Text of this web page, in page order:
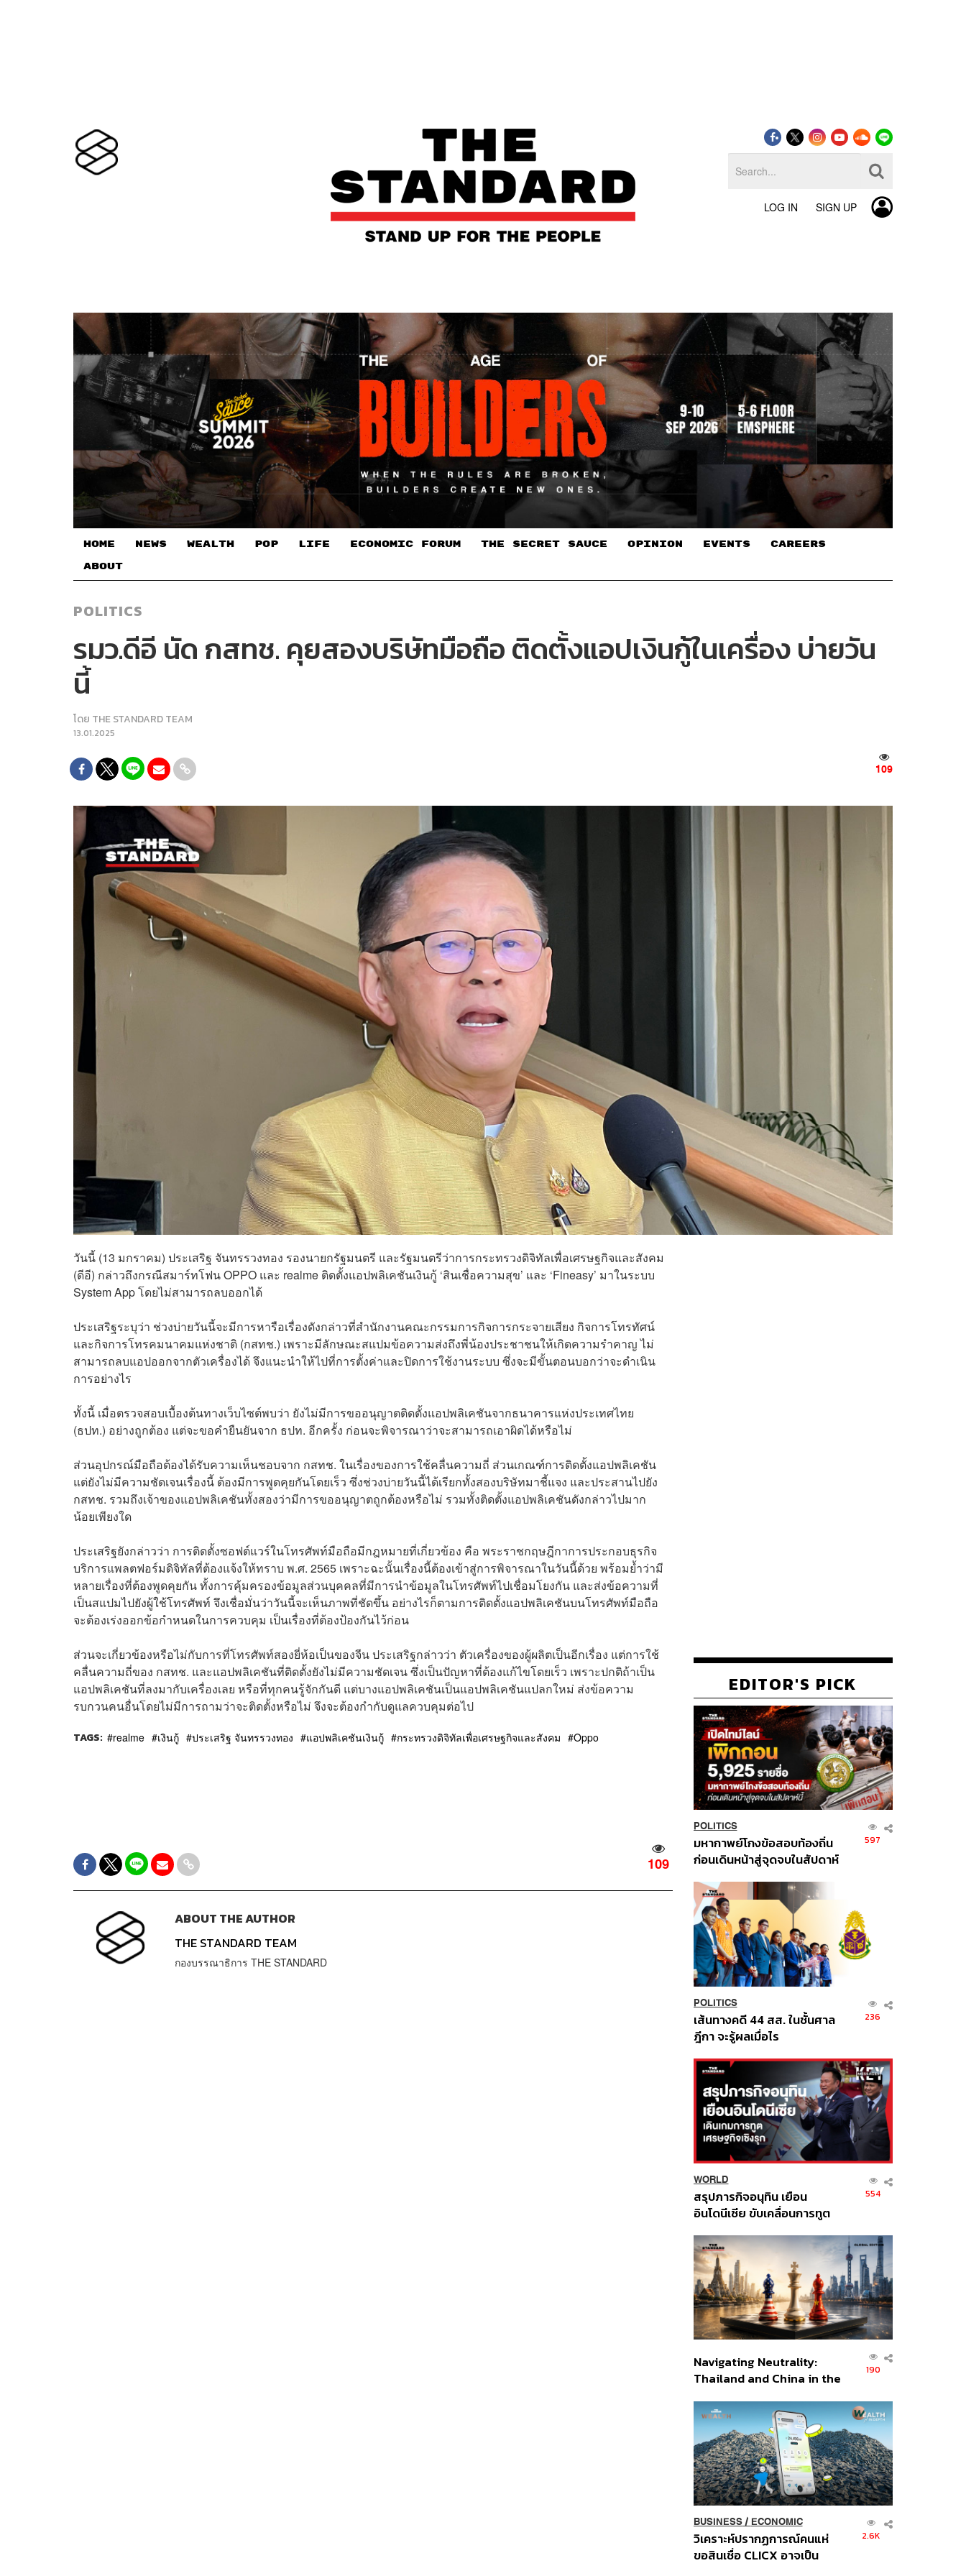
LOG IN SIGN UP
HOME NEWS WEALTH POP LIFE ECONOMIC FORUM THE SECRET SAUCE​ OPINION EVENTS CAREERS
ABOUT
POLITICS
รมว.ดีอี นัด กสทช. คุยสองบริษัทมือถือ ติดตั้งแอปเงินกู้ในเครื่อง บ่ายวัน
นี้
โดย THE STANDARD TEAM
13.01.2025
109
วันนี้ (13 มกราคม) ประเสริฐ จันทรรวงทอง รองนายกรัฐมนตรี และรัฐมนตรีว่าการกระทรวงดิจิทัลเพื่อเศรษฐกิจและสังคม
(ดีอี) กล่าวถึงกรณีสมาร์ทโฟน OPPO และ realme ติดตั้งแอปพลิเคชันเงินกู้ ‘สินเชื่อความสุข’ และ ‘Fineasy’ มาในระบบ
System App โดยไม่สามารถลบออกได้
ประเสริฐระบุว่า​ ช่วงบ่ายวันนี้จะมีการหารือเรื่องดังกล่าวที่​สำนักงานคณะกรรมการกิจการกระจายเสียง กิจการโทรทัศน์
และกิจการโทรคมนาคมแห่งชาติ​ (กสทช.) เพราะมีลักษณะสแปมข้อความส่งถึงพี่น้องประชาชนให้เกิดความรำคาญ ไม่
สามารถลบแอปออกจากตัวเครื่องได้ จึงแนะนำให้ไปที่การตั้งค่า​และปิดการใช้งานระบบ​ ซึ่งจะมีขั้นตอนบอกว่าจะดำเนิน
การอย่างไร​
ทั้งนี้ เมื่อตรวจสอบเบื้องต้นทางเว็บไซต์พบว่า ยังไม่มีการขออนุญาตติดตั้งแอปพลิเคชันจากธนาคารแห่งประเทศไทย
(ธปท.) อย่างถูกต้อง แต่จะขอคำยืนยันจาก ธปท. อีกครั้ง ก่อนจะพิจารณาว่าจะสามารถเอาผิดได้หรือไม่
ส่วนอุปกรณ์มือถือต้องได้รับความเห็นชอบจาก​ ก​สทช. ในเรื่องของการใช้คลื่นความถี่ ส่วนเกณฑ์การติดตั้งแอปพลิเคชัน
แต่ยังไม่มีความชัดเจนเรื่องนี้ ต้องมีการพูดคุยกันโดยเร็ว ซึ่งช่วงบ่ายวันนี้ได้เรียกทั้งสองบริษัทมาชี้แจง​ และประสานไปยัง
กสทช. รวมถึงเจ้าของแอปพลิเคชันทั้งสองว่ามีการขออนุญาตถูกต้องหรือไม่ รวมทั้งติดตั้งแอปพลิเคชันดังกล่าวไปมาก
น้อยเพียงใด
ประเสริฐยังกล่าวว่า การติดตั้งซอฟต์แวร์ในโทรศัพท์มือถือมีกฎหมายที่เกี่ยวข้อง คือ พระราชกฤษฎีกาการประกอบธุรกิจ
บริการแพลตฟอร์มดิจิทัลที่ต้องแจ้งให้ทราบ พ.ศ. 2565 เพราะฉะนั้นเรื่องนี้ต้องเข้าสู่การพิจารณาในวันนี้ด้วย พร้อมย้ำว่ามี
หลายเรื่องที่ต้องพูดคุยกัน ทั้งการคุ้มครองข้อมูลส่วนบุคคลที่มีการนำข้อมูลในโทรศัพท์ไปเชื่อมโยงกัน และส่งข้อความที่
เป็นสแปมไปยังผู้ใช้โทรศัพท์ จึงเชื่อมั่นว่าวันนี้จะเห็นภาพที่ชัดขึ้น อย่างไรก็ตามการติดตั้งแอปพลิเคชันบนโทรศัพท์มือถือ
จะต้องเร่งออกข้อกำหนดในการควบคุม เป็นเรื่องที่ต้องป้องกันไว้ก่อน
ส่วนจะเกี่ยวข้องหรือไม่กับการที่โทรศัพท์สองยี่ห้อเป็นของจีน ประเสริฐกล่าวว่า ตัวเครื่องของผู้ผลิตเป็นอีกเรื่อง แต่การใช้
คลื่นความถี่ของ กสทช. และแอปพลิเคชันที่ติดตั้งยังไม่มีความชัดเจน ซึ่งเป็นปัญหาที่ต้องแก้ไขโดยเร็ว เพราะปกติถ้าเป็น
แอปพลิเคชันที่ลงมากับเครื่องเลย หรือที่ทุกคนรู้จักกันดี แต่บางแอปพลิเคชันเป็นแอปพลิเคชันแปลกใหม่ ส่งข้อความ
รบกวนคนอื่นโดยไม่มีการถามว่าจะติดตั้งหรือไม่ จึงจะต้องกำกับดูแลควบคุมต่อไป
TAGS: realme เงินกู้ ประเสริฐ จันทรรวงทอง แอปพลิเคชันเงินกู้ กระทรวงดิจิทัลเพื่อเศรษฐกิจและสังคม Oppo
109
ABOUT THE AUTHOR
THE STANDARD TEAM
กองบรรณาธิการ THE STANDARD
EDITOR'S PICK
POLITICS
มหากาพย์โกงข้อสอบท้องถิ่น
ก่อนเดินหน้าสู่จุดจบในสัปดาห์
597
POLITICS
เส้นทางคดี 44 สส. ในชั้นศาล
ฎีกา จะรู้ผลเมื่อไร
236
WORLD
สรุปภารกิจอนุทิน เยือน
อินโดนีเซีย ขับเคลื่อนการทูต
ส่วนยุทธศาสตร์ไทย –
อินโดนีเซีย
554
Navigating Neutrality:
Thailand and China in the
Order
190
BUSINESS/ ECONOMIC
วิเคราะห์ปรากฏการณ์คนแห่
ขอสินเชื่อ CLICX อาจเป็น
2.6K